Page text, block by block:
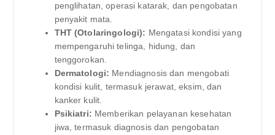
penglihatan, operasi katarak, dan pengobatan
penyakit mata.
THT (Otolaringologi): Mengatasi kondisi yang
mempengaruhi telinga, hidung, dan
tenggorokan.
Dermatologi: Mendiagnosis dan mengobati
kondisi kulit, termasuk jerawat, eksim, dan
kanker kulit.
Psikiatri: Memberikan pelayanan kesehatan
jiwa, termasuk diagnosis dan pengobatan